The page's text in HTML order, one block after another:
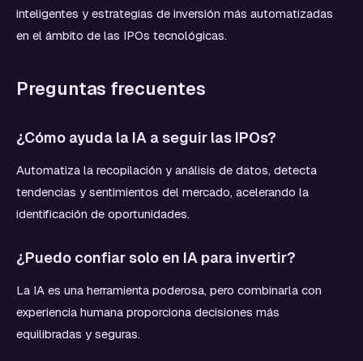
inteligentes y estrategias de inversión más automatizadas
en el ámbito de las IPOs tecnológicas.
Preguntas frecuentes
¿Cómo ayuda la IA a seguir las IPOs?
Automatiza la recopilación y análisis de datos, detecta
tendencias y sentimientos del mercado, acelerando la
identificación de oportunidades.
¿Puedo confiar solo en IA para invertir?
La IA es una herramienta poderosa, pero combinarla con
experiencia humana proporciona decisiones más
equilibradas y seguras.